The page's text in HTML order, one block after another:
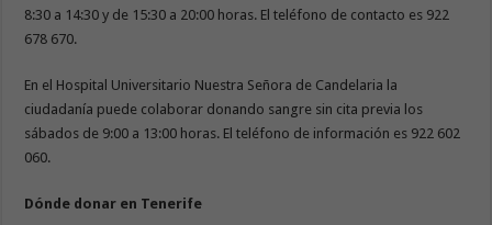
8:30 a 14:30 y de 15:30 a 20:00 horas. El teléfono de contacto es 922
678 670.
En el Hospital Universitario Nuestra Señora de Candelaria la
ciudadanía puede colaborar donando sangre sin cita previa los
sábados de 9:00 a 13:00 horas. El teléfono de información es 922 602
060.
Dónde donar en Tenerife